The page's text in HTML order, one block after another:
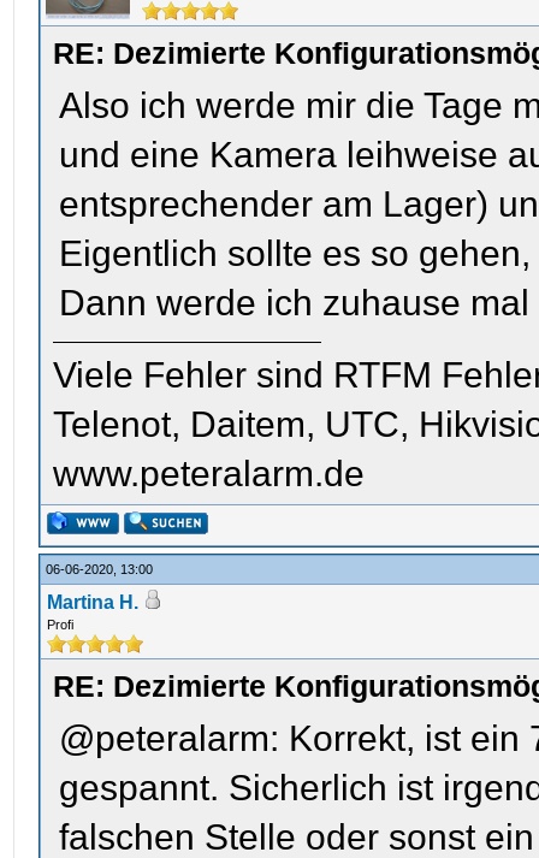
RE: Dezimierte
Also ich werde mir die Tage
und eine Kamera leihweise
entsprechender am Lager)
Eigentlich sollte es so
Dann werde ich zuhause
Viele Fehler sind RTFM
Telenot, Daitem, UTC,
www.peteralarm.de
06-06-2020, 13:00
Martina H.
Profi
RE: Dezimierte
@peteralarm: Korrekt, ist
gespannt. Sicherlich ist
falschen Stelle oder sonst